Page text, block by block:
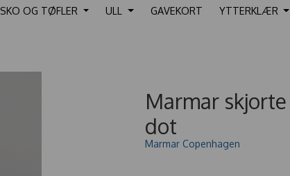
SKO OG TØFLER ULL GAVEKORT YTTERKLÆR
Marmar
dot
Marmar Copenhagen